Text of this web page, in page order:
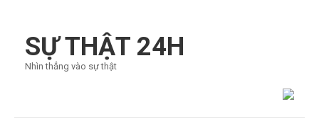
qua
tới
SỰ THẬT 24H
Nhìn thẳng vào sự thật